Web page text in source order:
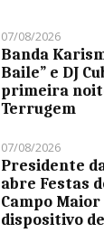
07/08/2026
Banda
Baile” e DJ
primeira
Terrugem
07/08/2026
Presidente
abre Festas
Campo
dispositivo